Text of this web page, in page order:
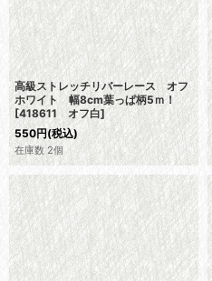
高級ストレッチリバーレース オフ
ホワイト 幅8cm葉っぱ柄5ｍ！
[418611 オフ白]
550円(税込)
在庫数 2個